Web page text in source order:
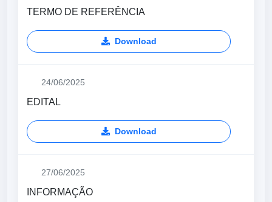
TERMO DE REFERÊNCIA
Download
24/06/2025
EDITAL
Download
27/06/2025
INFORMAÇÃO